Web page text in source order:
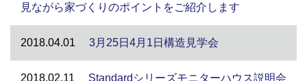
見ながら家づくりのポイントをご紹介します
2018.04.01 3月25日4月1日構造見学会
2018.02.11 Standardシリーズモニターハウス説明会